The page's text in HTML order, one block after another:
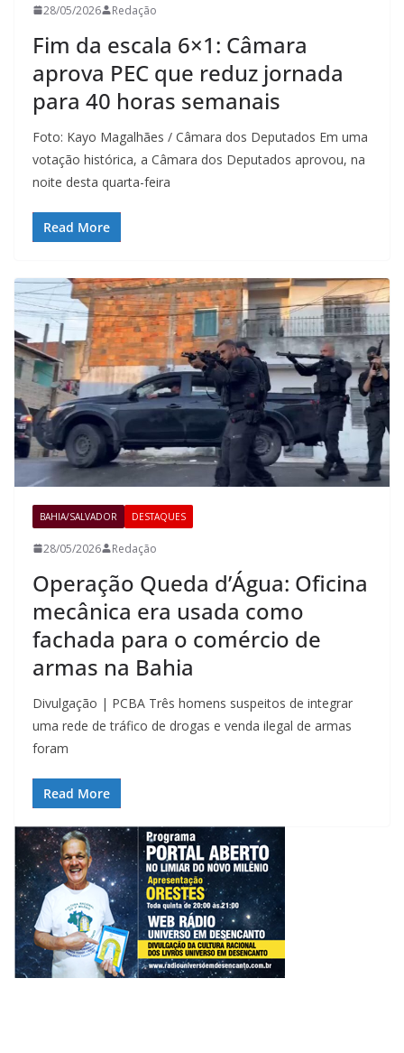
28/05/2026 Redação
Fim da escala 6×1: Câmara
aprova PEC que reduz jornada
para 40 horas semanais
Foto: Kayo Magalhães / Câmara dos Deputados Em uma
votação histórica, a Câmara dos Deputados aprovou, na
noite desta quarta-feira
Read More
BAHIA/SALVADOR DESTAQUES
28/05/2026 Redação
Operação Queda d’Água: Oficina
mecânica era usada como
fachada para o comércio de
armas na Bahia
Divulgação | PCBA Três homens suspeitos de integrar
uma rede de tráfico de drogas e venda ilegal de armas
foram
Read More